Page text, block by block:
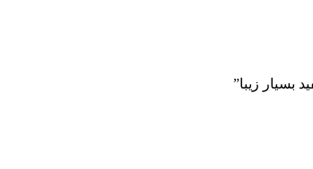
زیبا”